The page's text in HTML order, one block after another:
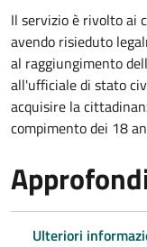
Il servizio è rivolto ai
avendo risieduto
al raggiungimento
all'ufficiale di stato
acquisire la
compimento dei 18
Ulteriori